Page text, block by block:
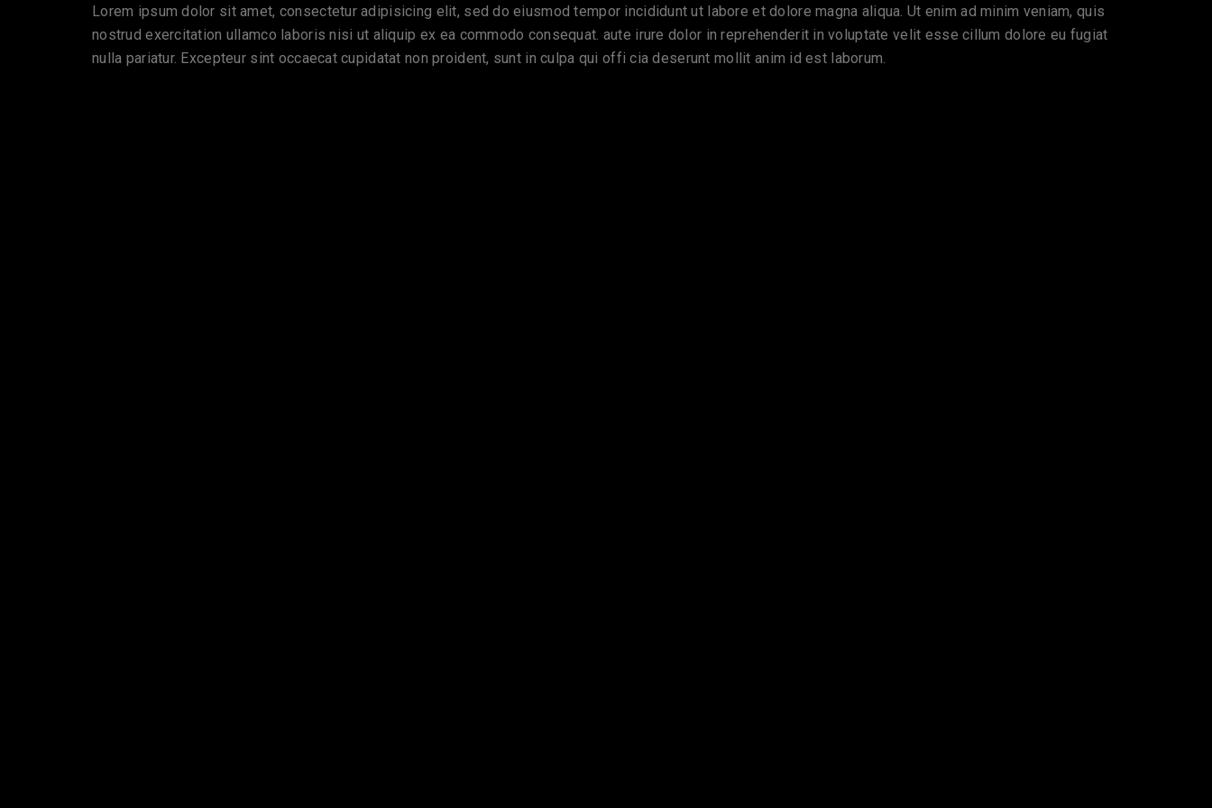
Lorem ipsum dolor sit amet, consectetur adipisicing elit, sed do eiusmod tempor incididunt ut labore et dolore magna aliqua. Ut enim ad minim veniam, quis
nostrud exercitation ullamco laboris nisi ut aliquip ex ea commodo consequat. aute irure dolor in reprehenderit in voluptate velit esse cillum dolore eu fugiat
nulla pariatur. Excepteur sint occaecat cupidatat non proident, sunt in culpa qui offi cia deserunt mollit anim id est laborum.